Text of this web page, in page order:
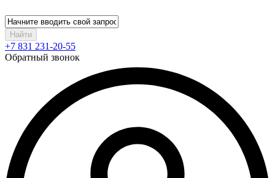
Найти
+7 831 231-20-55
Обратный звонок